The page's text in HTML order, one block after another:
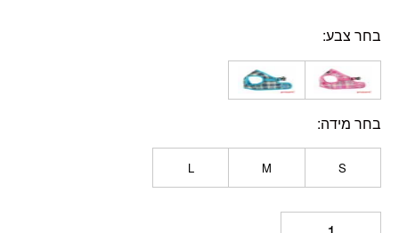
בחר צבע
בחר מידה
S
M
L